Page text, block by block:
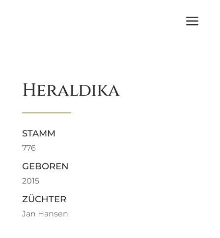
a
Heraldika
STAMM
776
GEBOREN
2015
ZÜCHTER
Jan Hansen